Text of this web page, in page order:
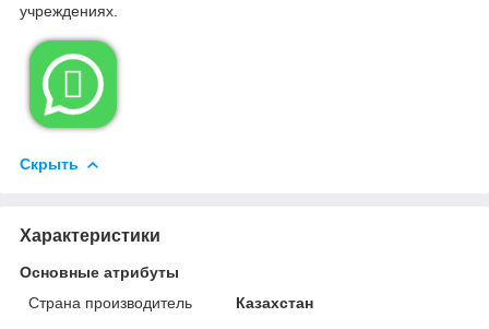
учреждениях.

Скрыть
Характеристики
Основные атрибуты
Страна производитель
Казахстан